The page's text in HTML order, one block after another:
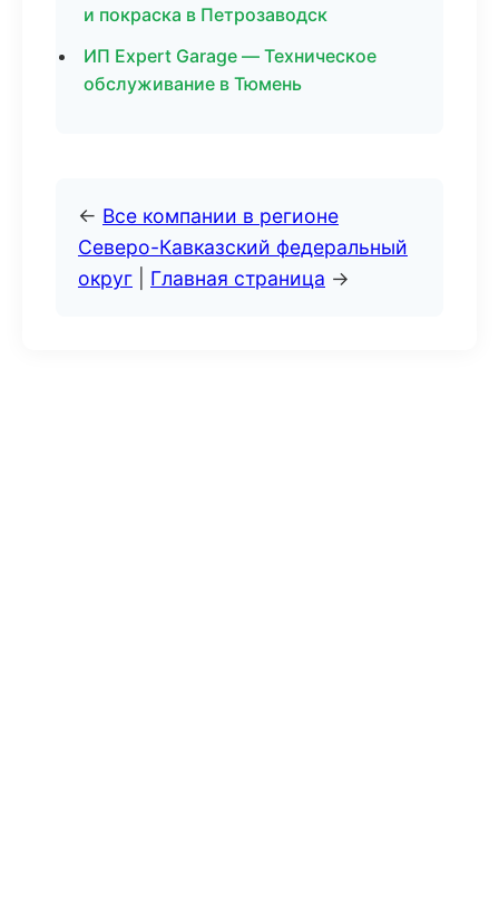
и покраска в Петрозаводск
ИП Expert Garage — Техническое
обслуживание в Тюмень
← Все компании в регионе
Северо-Кавказский федеральный
округ
Главная страница →